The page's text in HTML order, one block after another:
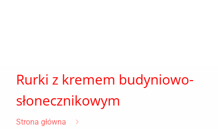
Rurki z kremem budyniowo-
słonecznikowym
Strona główna